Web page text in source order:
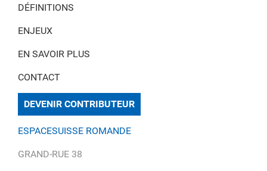
DÉFINITIONS
ENJEUX
EN SAVOIR PLUS
CONTACT
DEVENIR CONTRIBUTEUR
ESPACESUISSE ROMANDE
GRAND-RUE 38